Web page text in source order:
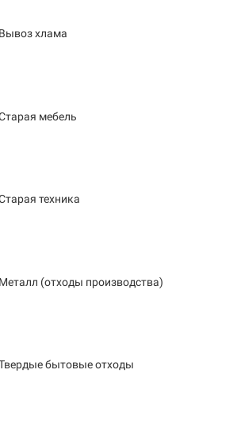
Вывоз хлама
мебель
техника
Металл (отходы производства)
бытовые отходы